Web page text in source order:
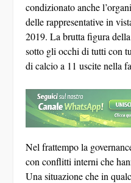
condizionato anche
delle rappresentative in
2019. La brutta figura
sotto gli occhi di tutti con
di calcio a 11 uscite nella
Nel frattempo la
con conflitti interni che
Una situazione che in